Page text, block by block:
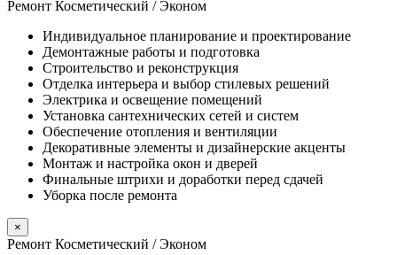
Ремонт Косметический / Эконом​
Индивидуальное планирование и проектирование
Демонтажные работы и подготовка
Строительство и реконструкция
Отделка интерьера и выбор стилевых решений
Электрика и освещение помещений
Установка сантехнических сетей и систем
Обеспечение отопления и вентиляции
Декоративные элементы и дизайнерские акценты
Монтаж и настройка окон и дверей
Финальные штрихи и доработки перед сдачей
Уборка после ремонта
×
Ремонт Косметический / Эконом​